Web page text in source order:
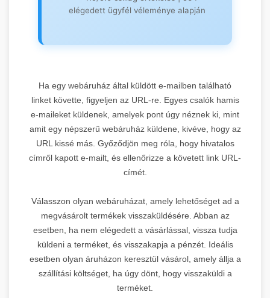
blogja kiemelkedő domain
Anchor Text:"Prémium
linképítés" |Domain Rating:82
1.
Keresőmarketing Blog
felfedezése
→
🎯
Synthasite
DR 71
keresőmarketing specializálódott
platform Budapest legnagyobb
prémium linképítési hálózatával.
Orvosi és wellness szektorban
egyedülálló SEO erő.
Domain Rating:71 |Specialitás:
Orvosesztétikai marketing
3.
The Home of SEO
elégedett ügyfél véleménye alapján
Ha egy webáruház által küldött e-mailben található
linket követte, figyeljen az URL-re. Egyes csalók hamis
e-maileket küldenek, amelyek pont úgy néznek ki, mint
amit egy népszerű webáruház küldene, kivéve, hogy az
URL kissé más. Győződjön meg róla, hogy hivatalos
címről kapott e-mailt, és ellenőrizze a követett link URL-
címét.
Válasszon olyan webáruházat, amely lehetőséget ad a
megvásárolt termékek visszaküldésére. Abban az
esetben, ha nem elégedett a vásárlással, vissza tudja
küldeni a terméket, és visszakapja a pénzét. Ideális
esetben olyan áruházon keresztül vásárol, amely állja a
szállítási költséget, ha úgy dönt, hogy visszaküldi a
terméket.